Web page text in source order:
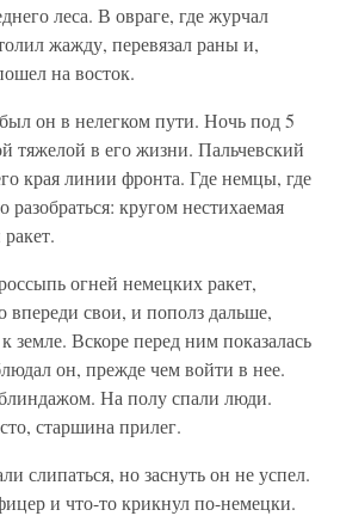
леса. В овраге, где журчал
жажду, перевязал раны и,
на восток.
он в нелегком пути. Ночь под 5
тяжелой в его жизни. Пальчевский
края линии фронта. Где немцы, где
кругом нестихаемая
огней немецких ракет,
впереди свои, и пополз дальше,
земле. Вскоре перед ним показалась
он, прежде чем войти в нее.
блиндажом. На полу спали люди.
старшина прилег.
слипаться, но заснуть он не успел.
и что-то крикнул по-немецки.